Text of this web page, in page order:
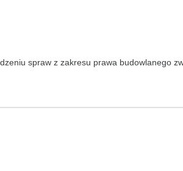
spraw z zakresu prawa budowlanego